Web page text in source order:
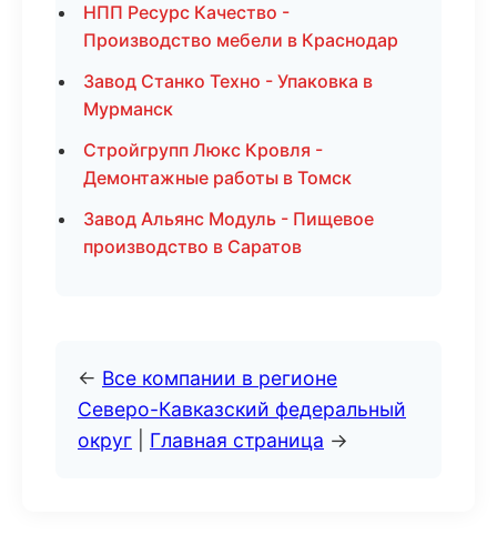
НПП Ресурс Качество -
Производство мебели в Краснодар
Завод Станко Техно - Упаковка в
Мурманск
Стройгрупп Люкс Кровля -
Демонтажные работы в Томск
Завод Альянс Модуль - Пищевое
производство в Саратов
← Все компании в регионе
Северо-Кавказский федеральный
округ
Главная страница →